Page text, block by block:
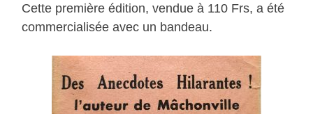
Cette première édition, vendue à 110 Frs, a été
commercialisée avec un bandeau.